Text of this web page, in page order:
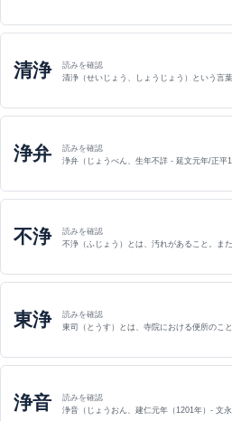
清浄
読みを確認
清浄（せいじょう、しょうじょう）という言
浄弁
読みを確認
浄弁（じょうべん、生年不詳 - 延文元年/正平
不浄
読みを確認
不浄（ふじょう）とは、汚れがあること。ま
東浄
読みを確認
東司（とうす）とは、寺院における便所のこ
浄音
読みを確認
浄音（じょうおん、建仁元年（1201年）- 文